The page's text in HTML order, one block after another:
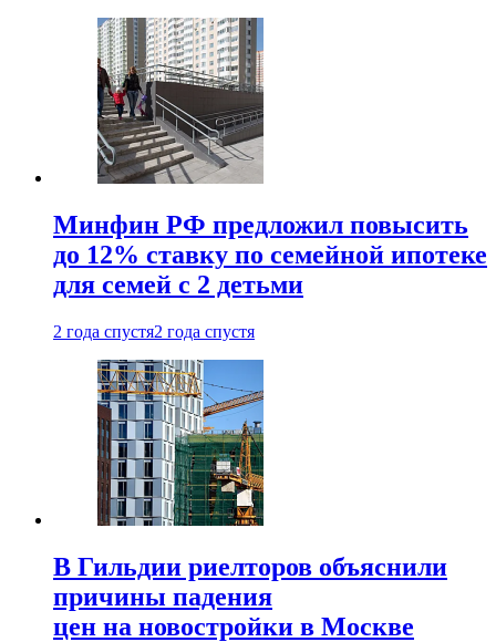
Минфин РФ предложил повысить
до 12% ставку по семейной ипотеке
для семей с 2 детьми
2 года спустя2 года спустя
В Гильдии риелторов объяснили
причины падения
цен на новостройки в Москве